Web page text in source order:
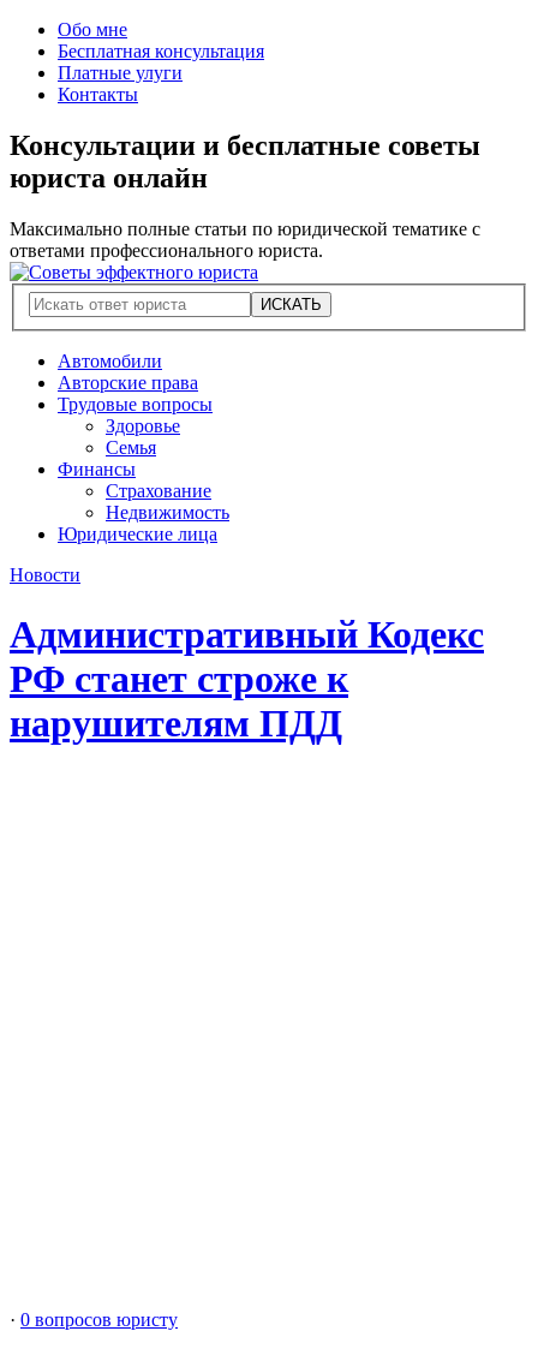
Обо мне
Бесплатная консультация
Платные улуги
Контакты
Консультации и бесплатные советы
юриста онлайн
Максимально полные статьи по юридической тематике с
ответами профессионального юриста.
Автомобили
Авторские права
Трудовые вопросы
Здоровье
Семья
Финансы
Страхование
Недвижимость
Юридические лица
Новости
Административный Кодекс
РФ станет строже к
нарушителям ПДД
· 0 вопросов юристу